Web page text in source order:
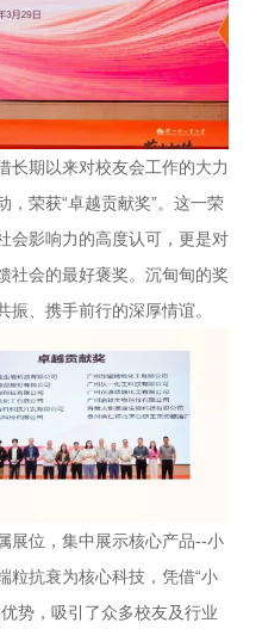
期以来对校友会工作的大力
，荣获“卓越贡献奖”。这一荣
会影响力的高度认可，更是对
社会的最好褒奖。沉甸甸的奖
、携手前行的深厚情谊。
位，集中展示核心产品--小
粒抗衰为核心科技，凭借“小
势，吸引了众多校友及行业